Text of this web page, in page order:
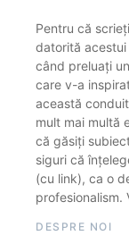
Pentru că
datorită
când preluați
care v-a
această
mult mai multă
că găsiți
siguri că
(cu link), ca o
profesionalism.
DESPRE NOI